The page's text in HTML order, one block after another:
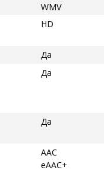
WMV
HD
Да
Да
Да
AAC
eAAC+